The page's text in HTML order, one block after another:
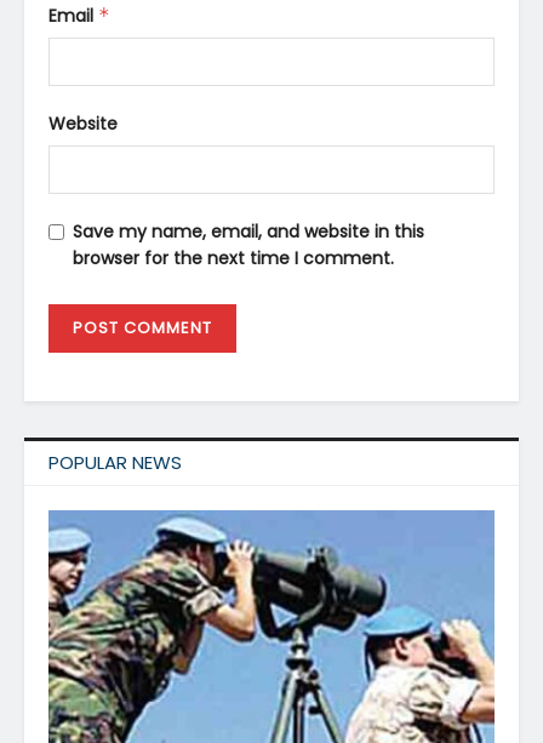
Email *
Website
Save my name, email, and website in this
browser for the next time I comment.
POPULAR NEWS